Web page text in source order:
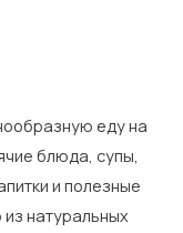
еду на
блюда, супы,
и полезные
из натуральных